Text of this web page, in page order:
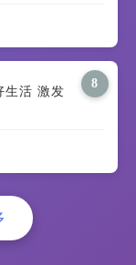
8
活 激发